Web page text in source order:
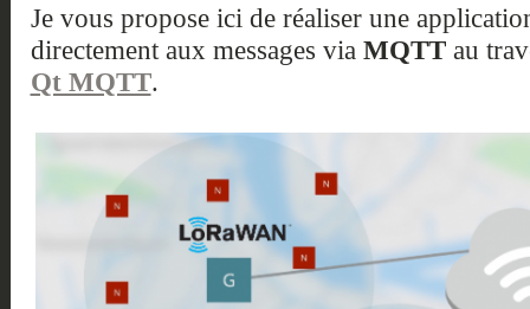
Je vous propose ici de réaliser une
directement aux messages via MQTTau
Qt MQTT.